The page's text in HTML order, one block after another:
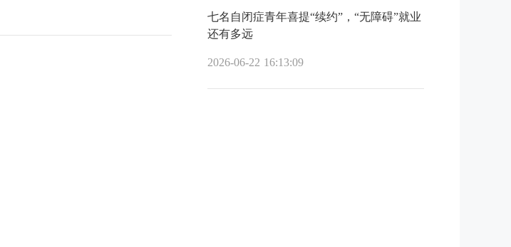
七名自闭症青年喜提“续约”，“无障碍”就业
还有多远
2026-06-22 16:13:09